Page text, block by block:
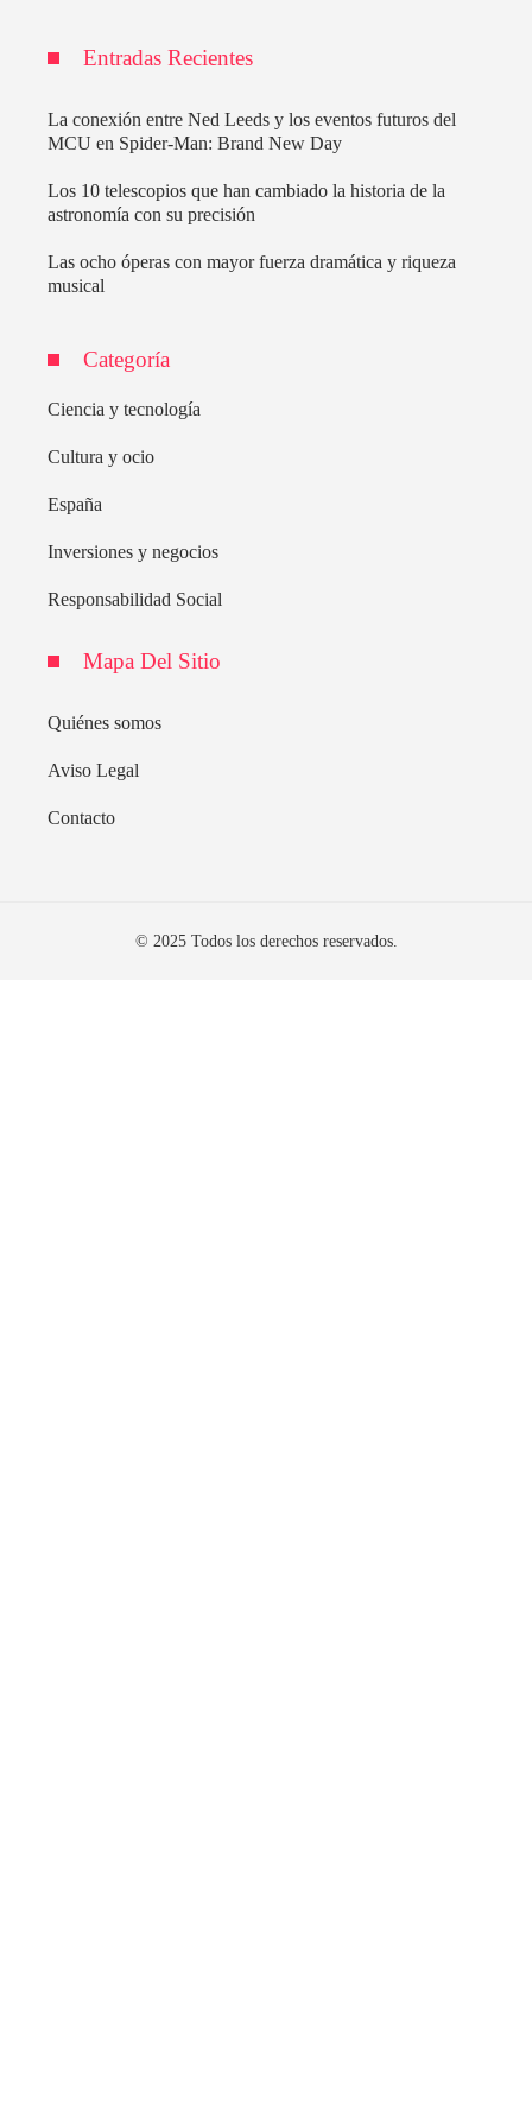
Entradas Recientes
La conexión entre Ned Leeds y los eventos futuros del
MCU en Spider-Man: Brand New Day
Los 10 telescopios que han cambiado la historia de la
astronomía con su precisión
Las ocho óperas con mayor fuerza dramática y riqueza
musical
Categoría
Ciencia y tecnología
Cultura y ocio
España
Inversiones y negocios
Responsabilidad Social
Mapa Del Sitio
Quiénes somos
Aviso Legal
Contacto
© 2025 Todos los derechos reservados.